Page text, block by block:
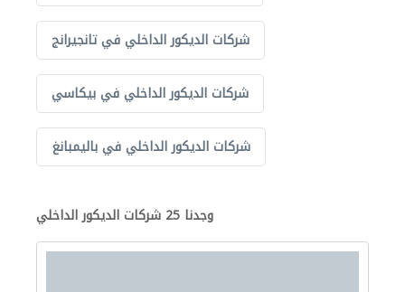
شركات الديكور الداخلي في تانجيرانج
شركات الديكور الداخلي في بيكاسي
شركات الديكور الداخلي في باليمبانغ
وجدنا 25 شركات الديكور الداخلي